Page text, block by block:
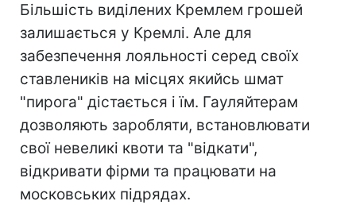
Більшість виділених Кремлем грошей
залишається у Кремлі. Але для
забезпечення лояльності серед своїх
ставлеників на місцях якийсь шмат
"пирога" дістається і їм. Гауляйтерам
дозволяють заробляти, встановлювати
свої невеликі квоти та "відкати",
відкривати фірми та працювати на
московських підрядах.